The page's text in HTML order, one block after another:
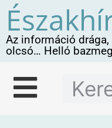
Az információ
olcsó… Helló